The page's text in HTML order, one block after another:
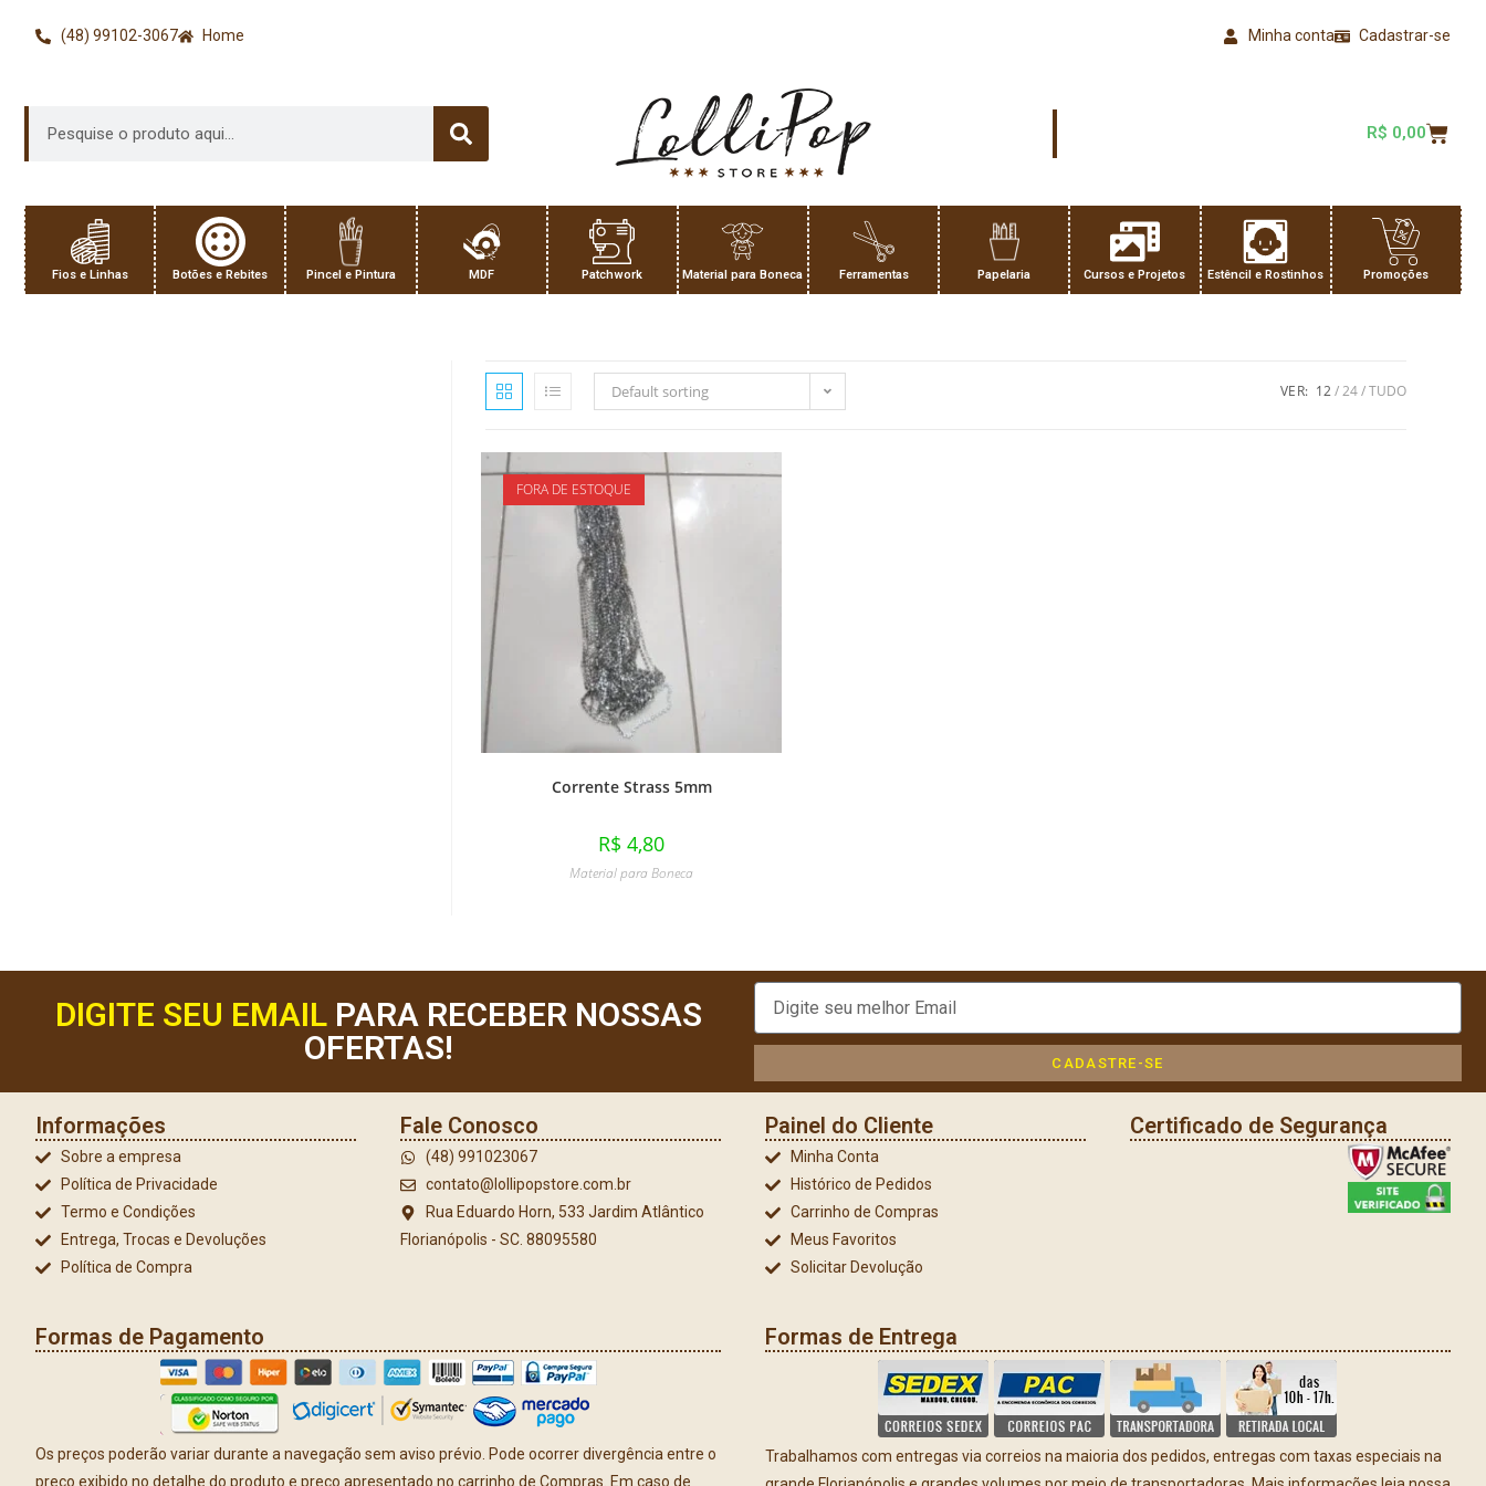
(48) 99102-3067 Home Cadastrar-se
Minha conta
R$ 0,00
Fios e Linhas Botões e Rebites Pincel e Pintura MDF Patchwork Material para Boneca Ferramentas Papelaria Cursos e Projetos Estêncil e Rostinhos Promoções
Default sorting VER: 12 24 TUDO
FORA DE ESTOQUE
Corrente Strass 5mm
R$ 4,80
Material para Boneca
DIGITE SEU EMAILPARA RECEBER NOSSAS
OFERTAS!
CADASTRE-SE
Informações
Sobre a empresa
Política de Privacidade
Termo e Condições
Entrega, Trocas e Devoluções
Política de Compra
Fale Conosco
(48) 991023067
contato@lollipopstore.com.br
Rua Eduardo Horn, 533 Jardim Atlântico
Florianópolis - SC. 88095580
Painel do Cliente
Minha Conta
Histórico de Pedidos
Carrinho de Compras
Meus Favoritos
Solicitar Devolução
Certificado de Segurança
Formas de Pagamento
Os preços poderão variar durante a navegação sem aviso prévio. Pode ocorrer divergência entre o
preço exibido no detalhe do produto e preço apresentado no carrinho de Compras. Em caso de
Formas de Entrega
Trabalhamos com entregas via correios na maioria dos pedidos, entregas com taxas especiais na